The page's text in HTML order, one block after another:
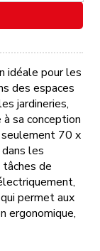
idéale pour les
des espaces
jardineries,
sa conception
seulement 70 x
les
de
permet aux
ergonomique,